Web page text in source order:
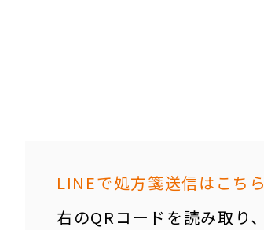
LINEで処方箋送信はこち
右のQRコードを読み取り